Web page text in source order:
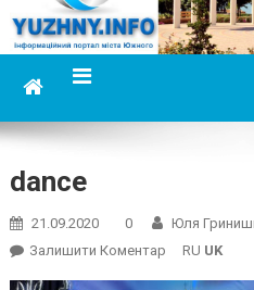
dance
21.09.2020 0
Юля
Залишити КоментарOn RU UK